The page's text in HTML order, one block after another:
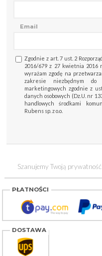
Email
Zgodnie z art. 7 ust. 2
2016/679 z 27 kwietnia 2016
wyrażam zgodę na
zakresie niezbędnym
marketingowych zgodnie z
danych osobowych (Dz.U. nr
handlowych środkami
Rubens sp. z o.o.
Szanujemy Twoją
PŁATNOŚCI
DOSTAWA